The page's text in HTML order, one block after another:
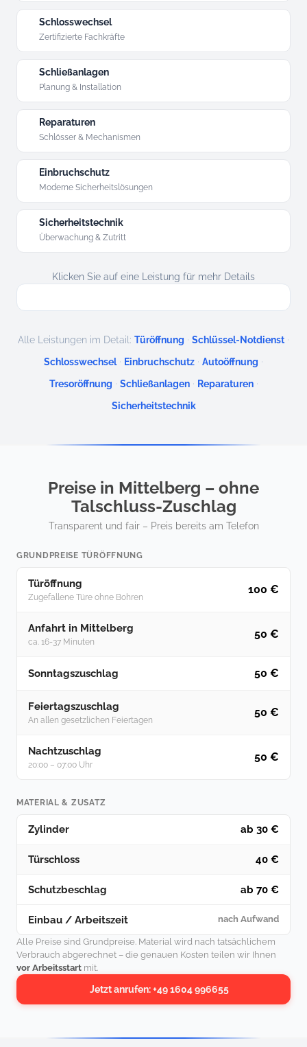
Schlosswechsel
Zertifizierte Fachkräfte
Schließanlagen
Planung & Installation
Reparaturen
Schlösser & Mechanismen
Einbruchschutz
Moderne Sicherheitslösungen
Sicherheitstechnik
Überwachung & Zutritt
Klicken Sie auf eine Leistung für mehr Details
Alle Leistungen im Detail: Türöffnung · Schlüssel-Notdienst ·
Schlosswechsel · Einbruchschutz · Autoöffnung ·
Tresoröffnung · Schließanlagen · Reparaturen ·
Sicherheitstechnik
Preise in Mittelberg – ohne
Talschluss-Zuschlag
Transparent und fair – Preis bereits am Telefon
GRUNDPREISE TÜRÖFFNUNG
Türöffnung
Zugefallene Türe ohne Bohren
100 €
Anfahrt in Mittelberg
ca. 16-37 Minuten
50 €
Sonntagszuschlag 50 €
Feiertagszuschlag
An allen gesetzlichen Feiertagen
50 €
Nachtzuschlag
20:00 – 07:00 Uhr
50 €
MATERIAL & ZUSATZ
Zylinder ab 30 €
Türschloss 40 €
Schutzbeschlag ab 70 €
Einbau / Arbeitszeit nach Aufwand
Alle Preise sind Grundpreise. Material wird nach tatsächlichem
Verbrauch abgerechnet – die genauen Kosten teilen wir Ihnen
vor Arbeitsstart mit.
Jetzt anrufen: +49 1604 996655